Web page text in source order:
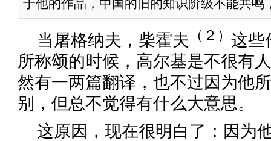
于他的作品，中国的旧的知识阶级不能共鸣
当屠格纳夫，柴霍夫 （２） 这些
所称颂的时候，高尔基是不很有
然有一两篇翻译，也不过因为他
别，但总不觉得有什么大意思。
这原因，现在很明白了：因为